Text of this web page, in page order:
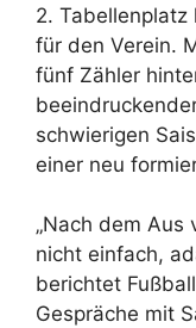
2.
für den Verein.
fünf Zähler
schwierigen
einer neu
„Nach dem Aus
nicht einfach,
berichtet
Gespräche mit